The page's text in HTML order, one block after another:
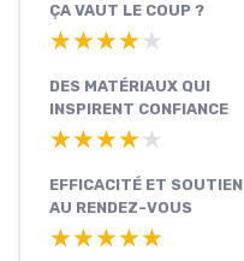
ÇA VAUT LE COUP ?
★★★★★
★★★★★
DES MATÉRIAUX QUI
INSPIRENT CONFIANCE
★★★★★
★★★★★
EFFICACITÉ ET SOUTIEN
AU RENDEZ-VOUS
★★★★★
★★★★★